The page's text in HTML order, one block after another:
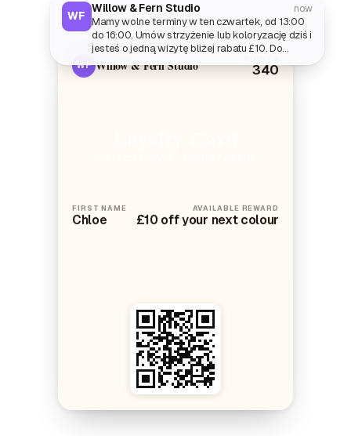
WF
Willow & Fern Studio now
Mamy wolne terminy w ten czwartek, od 13:00
do 16:00. Umów strzyżenie lub koloryzację dziś i
jesteś o jedną wizytę bliżej rabatu £10. Do
WF Willow & Fern Studio 340
FIRST NAME
Chloe
AVAILABLE REWARD
£10 off your next colour